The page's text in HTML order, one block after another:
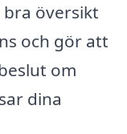
översikt
och gör att
om
dina